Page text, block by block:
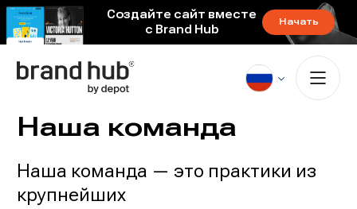
Создайте сайт вместе
с Brand Hub
Начать
Наша команда
Наша команда — это практики из
крупнейших